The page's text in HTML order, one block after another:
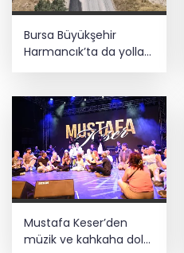
Bursa Büyükşehir
Harmancık’ta da yolları
Mustafa Keser’den
müzik ve kahkaha dolu